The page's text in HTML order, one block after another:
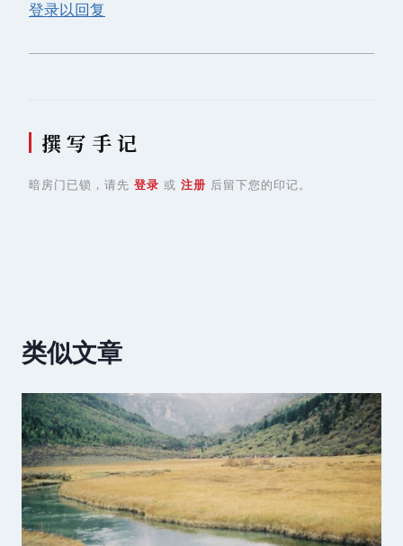
登录以回复
撰 写 手 记
暗房门已锁，请先 登录 或 注册 后留下您的印记。
类似文章